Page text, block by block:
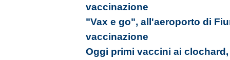
vaccinazione
"Vax e go", all'aeroporto di
vaccinazione
Oggi primi vaccini ai